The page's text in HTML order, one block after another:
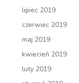
lipiec 2019
czerwiec 2019
maj 2019
kwiecień 2019
luty 2019